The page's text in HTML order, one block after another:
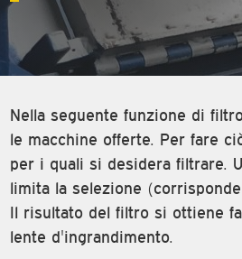
Nella seguente funzione di
le macchine offerte. Per fare
per i quali si desidera filtrare.
limita la selezione
Il risultato del filtro si ottiene
lente d'ingrandimento.